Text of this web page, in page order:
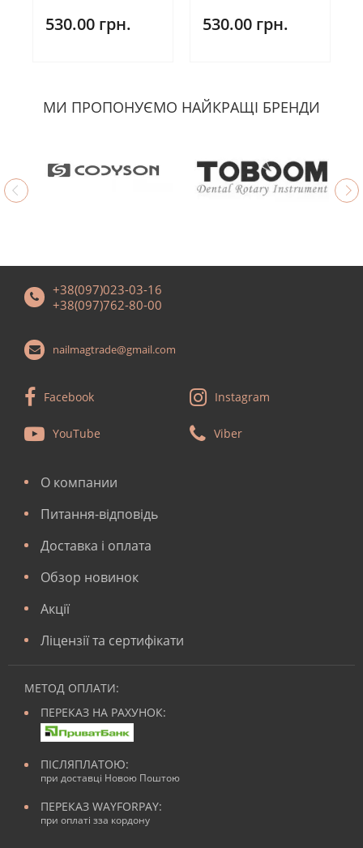
530.00 грн. 530.00 грн.
МИ ПРОПОНУЄМО НАЙКРАЩІ БРЕНДИ
+38(097)023-03-16
+38(097)762-80-00
nailmagtrade@gmail.com
Facebook Instagram
YouTube Viber
О компании
Питання-відповідь
Доставка і оплата
Обзор новинок
Акції
Ліцензії та сертифікати
МЕТОД ОПЛАТИ:
ПЕРЕКАЗ НА РАХУНОК:
ПІСЛЯПЛАТОЮ:
при доставці Новою Поштою
ПЕРЕКАЗ WAYFORPAY:
при оплаті зза кордону